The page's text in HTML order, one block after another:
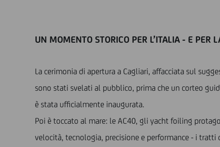
UN MOMENTO STORICO PER L’ITALIA - E PER
La cerimonia di apertura a Cagliari, affacciata sul
sono stati svelati al pubblico, prima che un corteo
è stata ufficialmente inaugurata.
Poi è toccato al mare: le AC40, gli yacht foiling
velocità, tecnologia, precisione e performance - i tratti